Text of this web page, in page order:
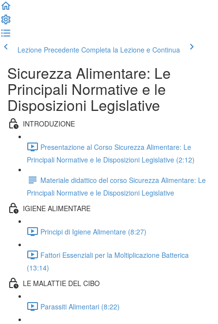
Lezione Precedente Completa la Lezione e Continua
Sicurezza Alimentare: Le
Principali Normative e le
Disposizioni Legislative
INTRODUZIONE
Presentazione al Corso Sicurezza Alimentare: Le
Principali Normative e le Disposizioni Legislative (2:12)
Materiale didattico del corso Sicurezza Alimentare: Le
Principali Normative e le Disposizioni Legislative
IGIENE ALIMENTARE
Principi di Igiene Alimentare (8:27)
Fattori Essenziali per la Moltiplicazione Batterica
(13:14)
LE MALATTIE DEL CIBO
Parassiti Alimentari (8:22)